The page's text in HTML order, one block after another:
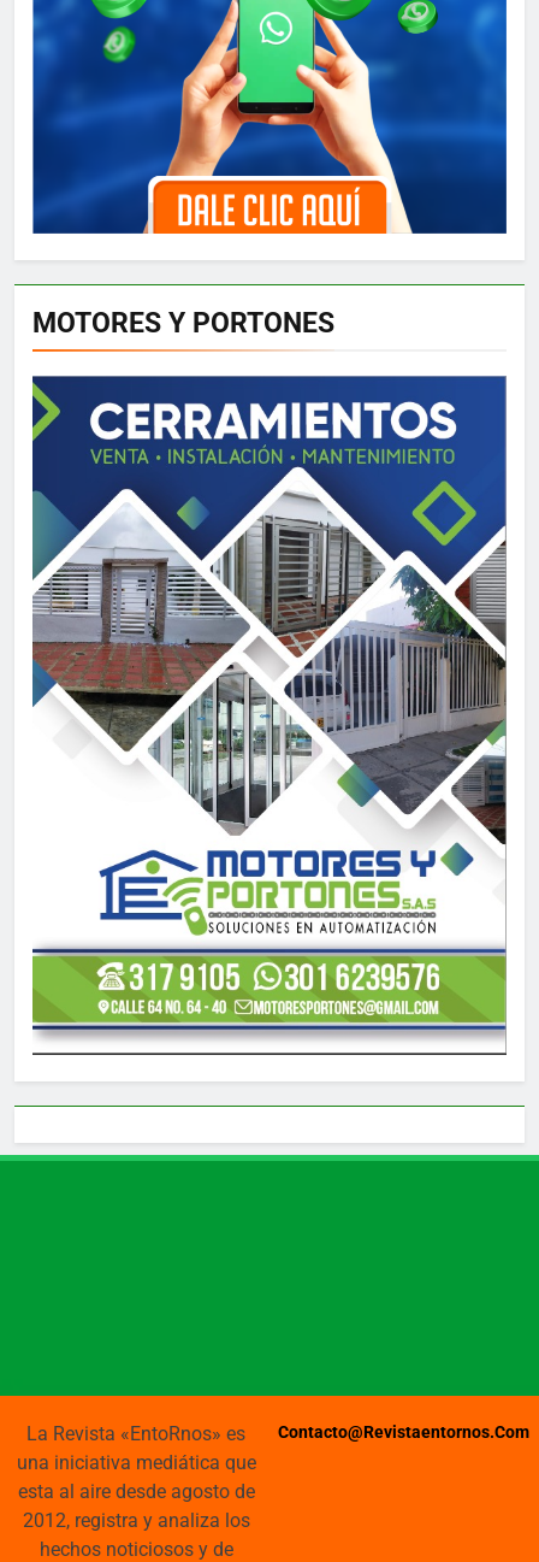
MOTORES Y PORTONES
La Revista «EntoRnos» es
una iniciativa mediática que
esta al aire desde agosto de
2012, registra y analiza los
hechos noticiosos y de
Contacto@revistaentornos.com